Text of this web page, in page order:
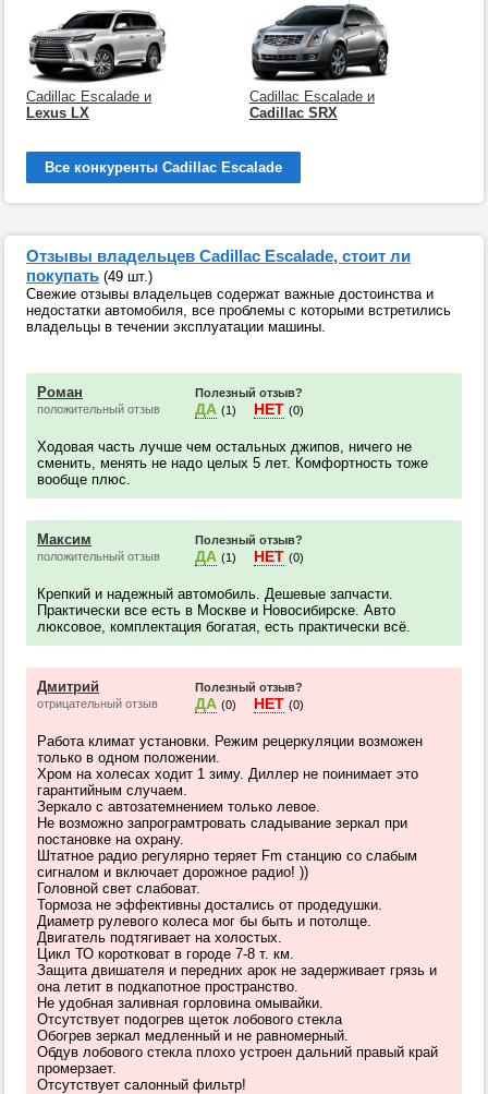
Cadillac Escalade и
Lexus LX
Cadillac Escalade и
Cadillac SRX
Все конкуренты Cadillac Escalade
Отзывы владельцев Cadillac Escalade, стоит ли
покупать (49 шт.)
Свежие отзывы владельцев содержат важные достоинства и
недостатки автомобиля, все проблемы с которыми встретились
владельцы в течении эксплуатации машины.
Роман
положительный отзыв
Полезный отзыв?
ДА (1) НЕТ (0)
Ходовая часть лучше чем остальных джипов, ничего не
сменить, менять не надо целых 5 лет. Комфортность тоже
вообще плюс.
Максим
положительный отзыв
Полезный отзыв?
ДА (1) НЕТ (0)
Крепкий и надежный автомобиль. Дешевые запчасти.
Практически все есть в Москве и Новосибирске. Авто
люксовое, комплектация богатая, есть практически всё.
Дмитрий
отрицательный отзыв
Полезный отзыв?
ДА (0) НЕТ (0)
Работа климат установки. Режим рецеркуляции возможен
только в одном положении.
Хром на холесах ходит 1 зиму. Диллер не поинимает это
гарантийным случаем.
Зеркало с автозатемнением только левое.
Не возможно запрограмтровать сладывание зеркал при
постановке на охрану.
Штатное радио регулярно теряет Fm станцию со слабым
сигналом и включает дорожное радио! ))
Головной свет слабоват.
Тормоза не эффективны достались от продедушки.
Диаметр рулевого колеса мог бы быть и потолще.
Двигатель подтягивает на холостых.
Цикл ТО коротковат в городе 7-8 т. км.
Защита двишателя и передних арок не задерживает грязь и
она летит в подкапотное пространство.
Не удобная заливная горловина омывайки.
Отсутствует подогрев щеток лобового стекла
Обогрев зеркал медленный и не равномерный.
Обдув лобового стекла плохо устроен дальний правый край
промерзает.
Отсутствует салонный фильтр!